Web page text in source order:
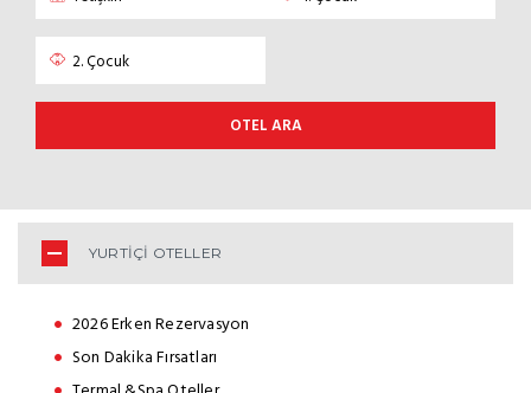
OTEL ARA
YURTİÇİ OTELLER
2026 Erken Rezervasyon
Son Dakika Fırsatları